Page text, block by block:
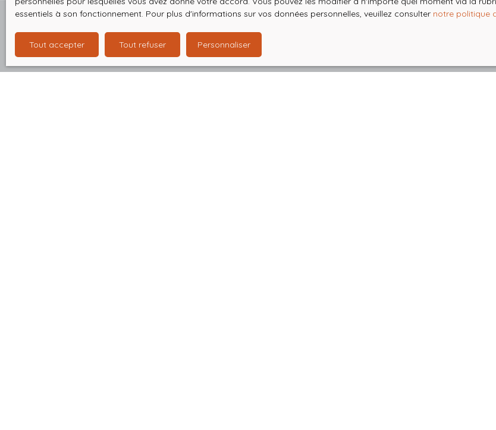
essentiels à son fonctionnement. Pour plus d'informations sur vos données personnelles, veuillez consulter notre politique
Tout accepter Tout refuser Personnaliser